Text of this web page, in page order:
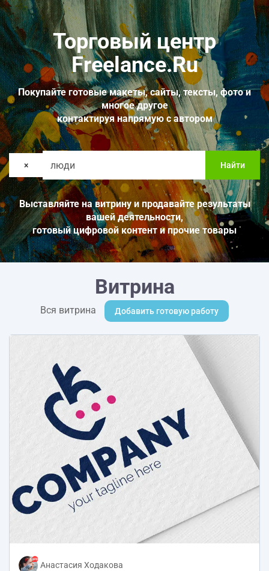
Торговый центр
Freelance.Ru
Покупайте готовые макеты, сайты, тексты, фото и
многое другое
контактируя напрямую с автором
× Найти
Выставляйте на витрину и продавайте результаты
вашей деятельности,
готовый цифровой контент и прочие товары
Витрина
Вся витрина Добавить готовую работу
Анастасия Ходакова